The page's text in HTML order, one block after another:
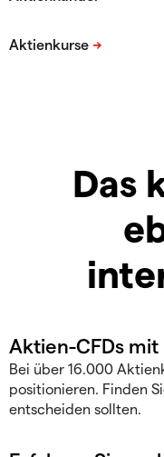
Das
Bei über 16.000
positionieren. Finden
entscheiden sollten.